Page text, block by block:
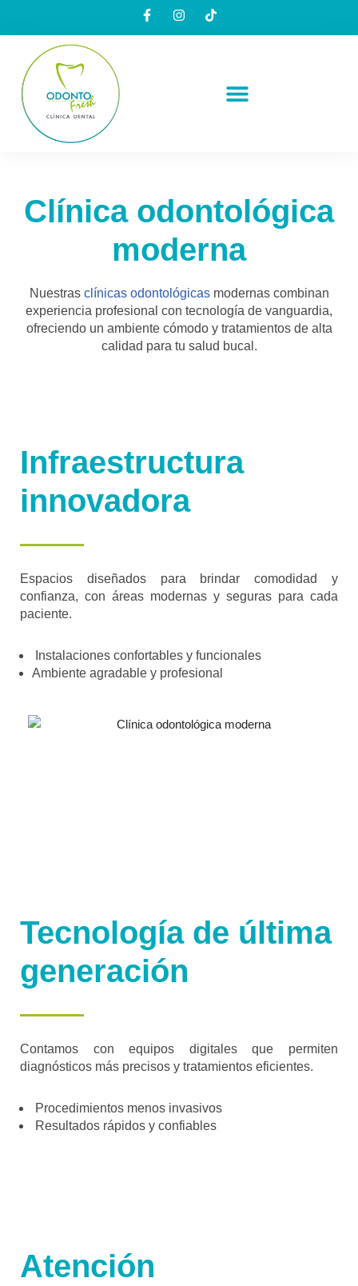
contenido
Clínica odontológica
moderna
Nuestras clínicas odontológicasmodernas combinan
experiencia profesional con tecnología de vanguardia,
ofreciendo un ambiente cómodo y tratamientos de alta
calidad para tu salud bucal.
Infraestructura
innovadora
Espacios diseñados para brindar comodidad y
confianza, con áreas modernas y seguras para cada
paciente.
Instalaciones confortables y funcionales
Ambiente agradable y profesional
Tecnología de última
generación
Contamos con equipos digitales que permiten
diagnósticos más precisos y tratamientos eficientes.
Procedimientos menos invasivos
Resultados rápidos y confiables
Atención